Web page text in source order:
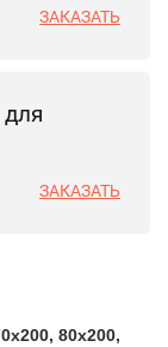
ЗАКАЗАТЬ
ЗАКАЗАТЬ
80x200,